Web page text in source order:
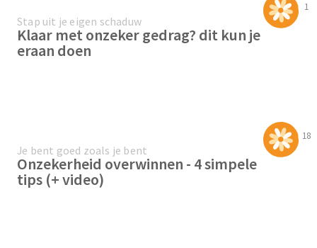
1
Stap uit je eigen schaduw
Klaar met onzeker gedrag? dit kun je
eraan doen
18
Je bent goed zoals je bent
Onzekerheid overwinnen - 4 simpele
tips (+ video)